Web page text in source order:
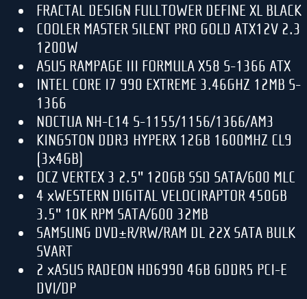
FRACTAL DESIGN FULLTOWER DEFINE XL BLACK
COOLER MASTER SILENT PRO GOLD ATX12V 2.3
1200W
ASUS RAMPAGE III FORMULA X58 S-1366 ATX
INTEL CORE I7 990 EXTREME 3.46GHZ 12MB S-
1366
NOCTUA NH-C14 S-1155/1156/1366/AM3
KINGSTON DDR3 HYPERX 12GB 1600MHZ CL9
(3x4GB)
OCZ VERTEX 3 2.5" 120GB SSD SATA/600 MLC
4 xWESTERN DIGITAL VELOCIRAPTOR 450GB
3.5" 10K RPM SATA/600 32MB
SAMSUNG DVD±R/RW/RAM DL 22X SATA BULK
SVART
2 xASUS RADEON HD6990 4GB GDDR5 PCI-E
DVI/DP